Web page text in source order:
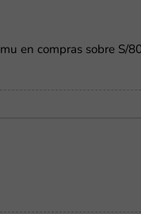
en compras sobre S/